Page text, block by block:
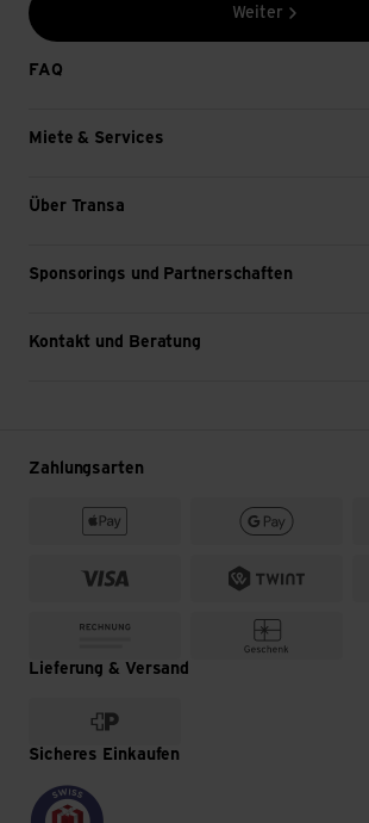
Weiter
FAQ
Miete & Services
Über Transa
Sponsorings und Partnerschaften
Kontakt und Beratung
Zahlungsarten
Lieferung & Versand
Sicheres Einkaufen